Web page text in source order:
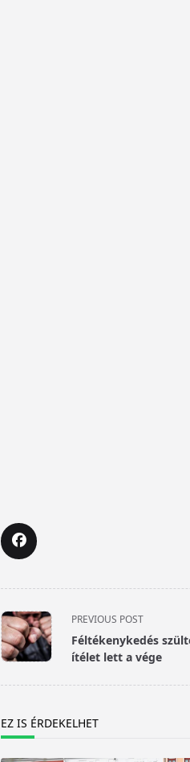
<span
class="nav-
subtitle
text">Page</span>
PREVIOUS POST
Féltékenykedés
ítélet lett a vége
EZ IS ÉRDEKELHET